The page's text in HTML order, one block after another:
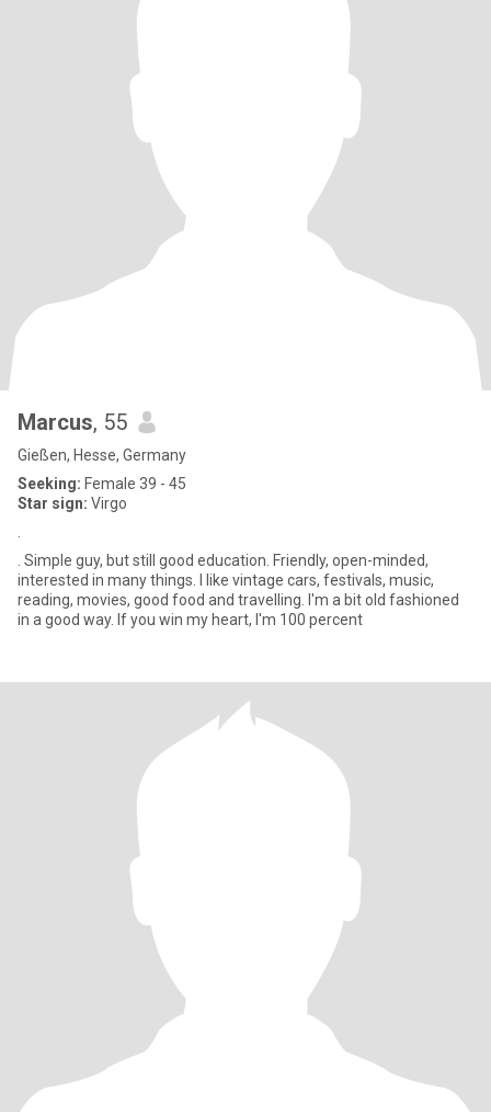
Marcus, 55
Gießen, Hesse, Germany
Seeking: Female 39 - 45
Star sign: Virgo
. Simple guy, but still good education. Friendly, open-minded,
interested in many things. I like vintage cars, festivals, music,
reading, movies, good food and travelling. I'm a bit old fashioned
in a good way. If you win my heart, I'm 100 percent